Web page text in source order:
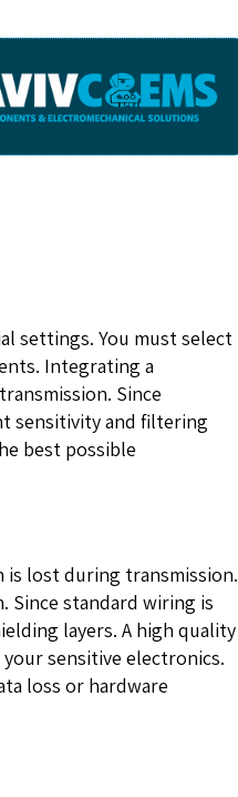
settings. You must select
Integrating a
Since
sensitivity and filtering
best possible
lost during transmission.
Since standard wiring is
layers. A high quality
sensitive electronics.
loss or hardware